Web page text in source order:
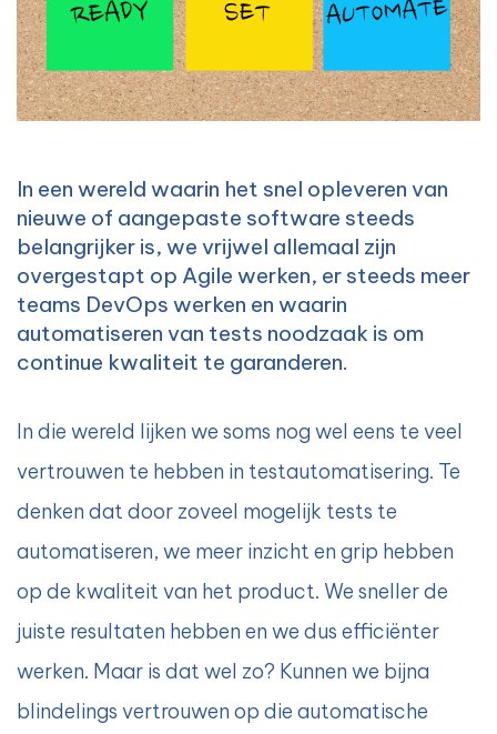
In een wereld waarin het snel opleveren van
nieuwe of aangepaste software steeds
belangrijker is, we vrijwel allemaal zijn
overgestapt op Agile werken, er steeds meer
teams DevOps werken en waarin
automatiseren van tests noodzaak is om
continue kwaliteit te garanderen.
In die wereld lijken we soms nog wel eens te veel
vertrouwen te hebben in testautomatisering. Te
denken dat door zoveel mogelijk tests te
automatiseren, we meer inzicht en grip hebben
op de kwaliteit van het product. We sneller de
juiste resultaten hebben en we dus efficiënter
werken. Maar is dat wel zo? Kunnen we bijna
blindelings vertrouwen op die automatische